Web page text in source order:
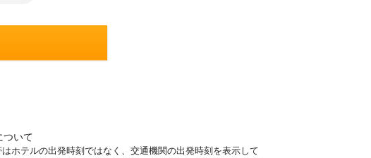
ついて
はホテルの出発時刻ではなく、交通機関の出発時刻を表示して